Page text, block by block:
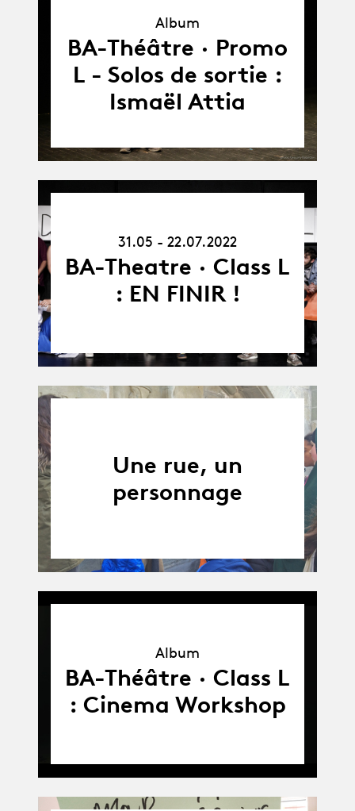
Album
BA-Théâtre · Promo
L - Solos de sortie :
Ismaël Attia
31.05 - 22.07.2022
BA-Theatre · Class L
: EN FINIR !
Une rue, un
personnage
Album
BA-Théâtre · Class L
: Cinema Workshop